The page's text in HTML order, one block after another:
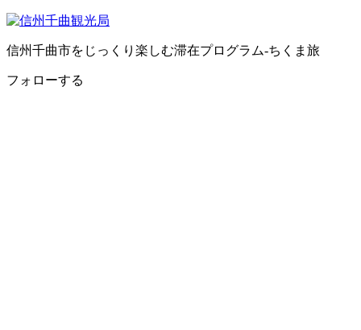
信州千曲市をじっくり楽しむ滞在プログラム-ちくま旅
フォローする